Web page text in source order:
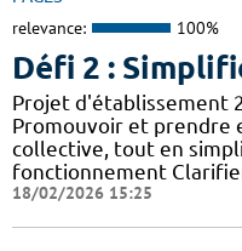
relevance: 100%
Défi 2 :
Projet d'établissement
Promouvoir et prendre
collective, tout en
fonctionnement
18/02/2026 15:25